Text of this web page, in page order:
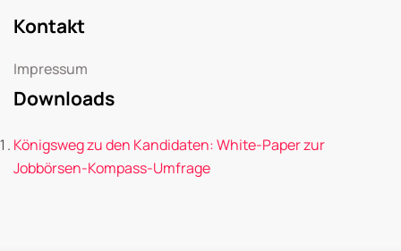
Kontakt
Impressum
Downloads
Königsweg zu den Kandidaten: White-Paper zur
Jobbörsen-Kompass-Umfrage